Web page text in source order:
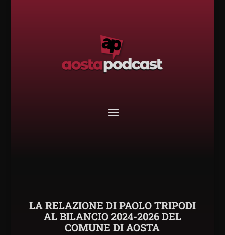
LA RELAZIONE DI PAOLO TRIPODI
AL BILANCIO 2024-2026 DEL
COMUNE DI AOSTA